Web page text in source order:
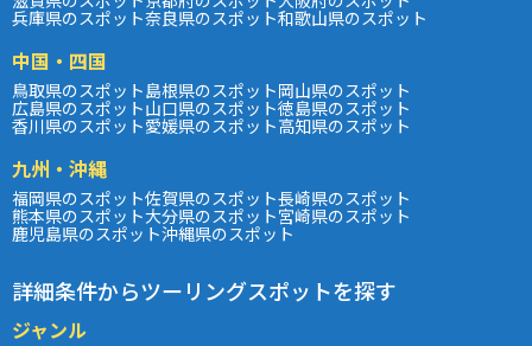
兵庫県のスポット奈良県のスポット和歌山県のスポット
中国・四国
鳥取県のスポット島根県のスポット岡山県のスポット
広島県のスポット山口県のスポット徳島県のスポット
香川県のスポット愛媛県のスポット高知県のスポット
九州・沖縄
福岡県のスポット佐賀県のスポット長崎県のスポット
熊本県のスポット大分県のスポット宮崎県のスポット
鹿児島県のスポット沖縄県のスポット
詳細条件からツーリングスポットを探す
ジャンル